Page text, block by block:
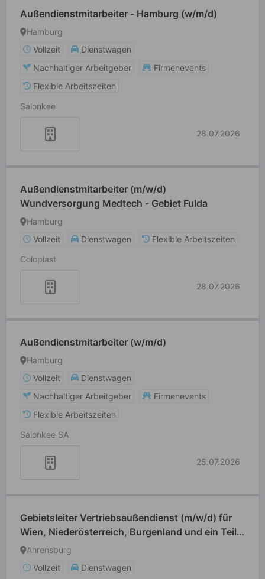
Außendienstmitarbeiter - Hamburg (w/m/d)
Hamburg
Vollzeit
Dienstwagen
Nachhaltiger Arbeitgeber
Firmenevents
Flexible Arbeitszeiten
Salonkee
28.07.2026
Außendienstmitarbeiter (m/w/d)
Wundversorgung Medtech - Gebiet Fulda
Hamburg
Vollzeit
Dienstwagen
Flexible Arbeitszeiten
Coloplast
28.07.2026
Außendienstmitarbeiter (w/m/d)
Hamburg
Vollzeit
Dienstwagen
Nachhaltiger Arbeitgeber
Firmenevents
Flexible Arbeitszeiten
Salonkee SA
25.07.2026
Gebietsleiter Vertriebsaußendienst (m/w/d) für
Wien, Niederösterreich, Burgenland und ein Teil
der Steiermark
Ahrensburg
Vollzeit
Dienstwagen